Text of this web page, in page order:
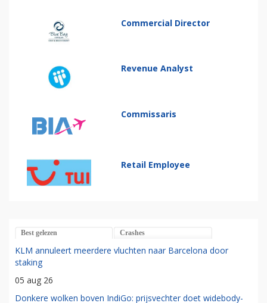
Commercial Director
Revenue Analyst
Commissaris
Retail Employee
Best gelezen Crashes
KLM annuleert meerdere vluchten naar Barcelona door
staking
05 aug 26
Donkere wolken boven IndiGo: prijsvechter doet widebody-